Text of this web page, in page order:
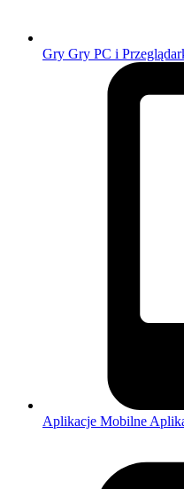
Gry Gry PC i
Aplikacje Mobilne